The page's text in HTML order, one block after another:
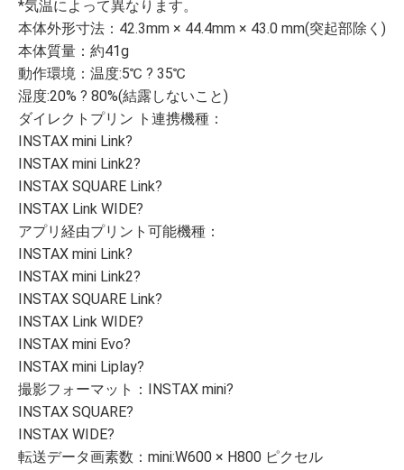
*気温によって異なります。
本体外形寸法：42.3mm × 44.4mm × 43.0 mm(突起部除く)
本体質量：約41g
動作環境：温度:5℃ ? 35℃
湿度:20% ? 80%(結露しないこと)
ダイレクトプリン ト連携機種：
INSTAX mini Link?
INSTAX mini Link2?
INSTAX SQUARE Link?
INSTAX Link WIDE?
アプリ経由プリント可能機種：
INSTAX mini Link?
INSTAX mini Link2?
INSTAX SQUARE Link?
INSTAX Link WIDE?
INSTAX mini Evo?
INSTAX mini Liplay?
撮影フォーマット：INSTAX mini?
INSTAX SQUARE?
INSTAX WIDE?
転送データ画素数：mini:W600 × H800 ピクセル